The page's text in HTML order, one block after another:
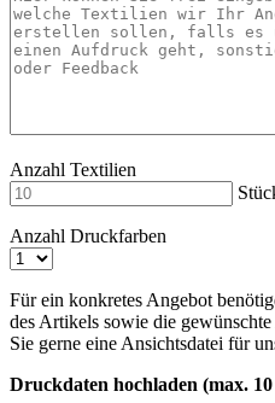
Anzahl Textilien
Anzahl Druckfarben
Für ein konkretes Angebot
des Artikels sowie die
Sie gerne eine Ansichtsdatei für
Druckdaten hochladen (max.